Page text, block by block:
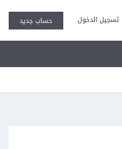
تسجيل الدخول حساب جديد